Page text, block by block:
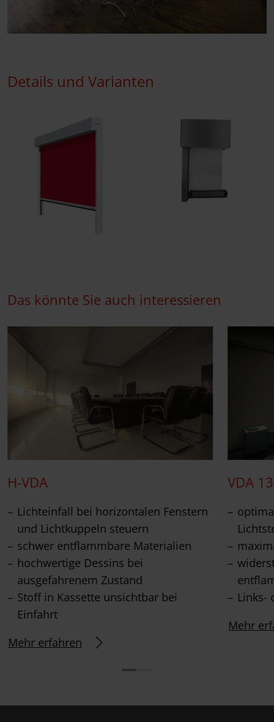
Details und Varianten
Das könnte Sie auch interessieren
H-VDA
Lichteinfall bei horizontalen Fenstern
und Lichtkuppeln steuern
schwer entflammbare Materialien
hochwertige Dessins bei
ausgefahrenem Zustand
Stoff in Kassette unsichtbar bei
Einfahrt
Mehr erfahren
VDA 13
Links-
Mehr